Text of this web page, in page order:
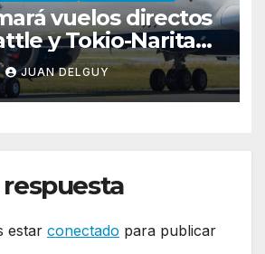
vuelos directos
y Tokio-Narita
de 2027
JUAN DELGUY
estar conectado para publicar